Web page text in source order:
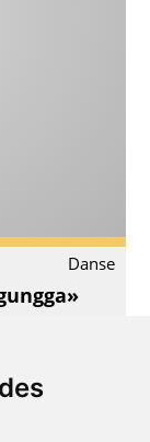
Danse